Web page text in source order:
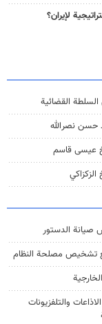
لإيران؟
القضائیة
حسن نصرالله
عيسى قاسم
الدستور
تشخيص مصلحة النظام
والتلفزيونات